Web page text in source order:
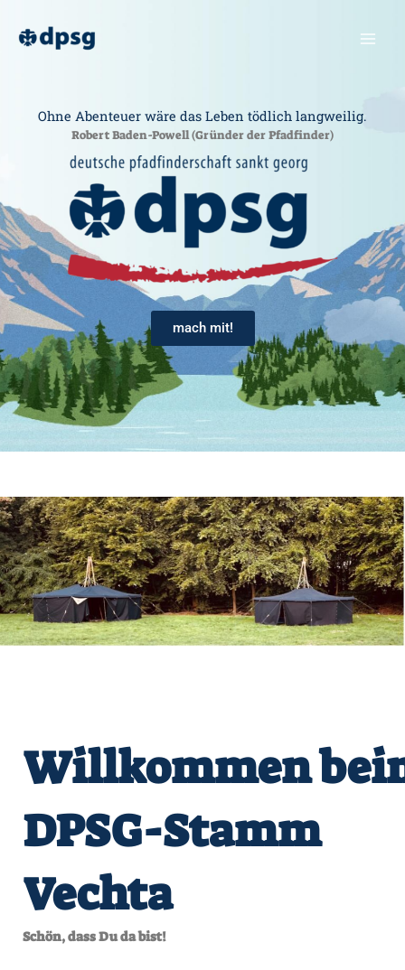
Inhalt
Ohne Abenteuer wäre das Leben tödlich langweilig.
Robert Baden-Powell (Gründer der Pfadfinder)
mach mit!
Willkommen
DPSG-Stamm
Vechta
Schön, dass Du da bist!